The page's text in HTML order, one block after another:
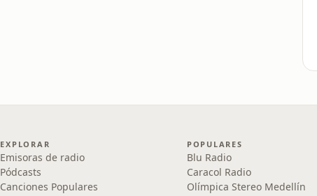
EXPLORAR
Emisoras de radio
Pódcasts
Canciones Populares
POPULARES
Blu Radio
Caracol Radio
Olímpica Stereo Medellín